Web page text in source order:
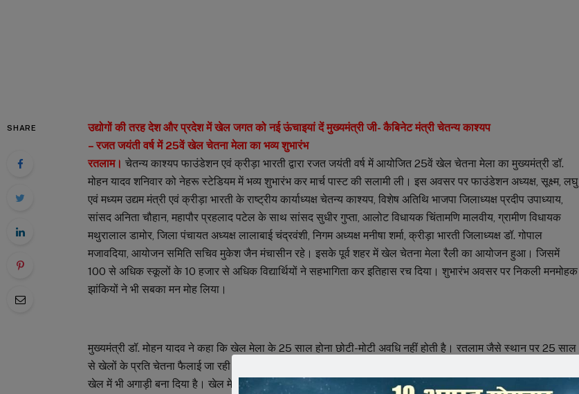
SHARE
उद्योगों की तरह देश और प्रदेश में खेल जगत को नई ऊंचाइयां दें मुख्यमंत्री जी- कैबिनेट मंत्री चेतन्य काश्यप
– रजत जयंती वर्ष में 25वें खेल चेतना मेला का भव्य शुभारंभ
रतलाम। चेतन्य काश्यप फाउंडेशन एवं क्रीड़ा भारती द्वारा रजत जयंती वर्ष में आयोजित 25वें खेल चेतना मेला का मुख्यमंत्री डॉ.
मोहन यादव शनिवार को नेहरू स्टेडियम में भव्य शुभारंभ कर मार्च पास्ट की सलामी ली। इस अवसर पर फाउंडेशन अध्यक्ष, सूक्ष्म, लघु
एवं मध्यम उद्यम मंत्री एवं क्रीड़ा भारती के राष्ट्रीय कार्याध्यक्ष चेतन्य काश्यप, विशेष अतिथि भाजपा जिलाध्यक्ष प्रदीप उपाध्याय,
सांसद अनिता चौहान, महापौर प्रहलाद पटेल के साथ सांसद सुधीर गुप्ता, आलोट विधायक चिंतामणि मालवीय, ग्रामीण विधायक
मथुरालाल डामोर, जिला पंचायत अध्यक्ष लालाबाई चंद्रवंशी, निगम अध्यक्ष मनीषा शर्मा, क्रीड़ा भारती जिलाध्यक्ष डॉ. गोपाल
मजावदिया, आयोजन समिति सचिव मुकेश जैन मंचासीन रहे। इसके पूर्व शहर में खेल चेतना मेला रैली का आयोजन हुआ। जिसमें
100 से अधिक स्कूलों के 10 हजार से अधिक विद्यार्थियों ने सहभागिता कर इतिहास रच दिया। शुभारंभ अवसर पर निकली मनमोहक
झांकियों ने भी सबका मन मोह लिया।
मुख्यमंत्री डॉ. मोहन यादव ने कहा कि खेल मेला के 25 साल होना छोटी-मोटी अवधि नहीं होती है। रतलाम जैसे स्थान पर 25 साल
से खेलों के प्रति चेतना फैलाई जा रही। वैसे रतलाम की धरती के सेव, सोना, साड़ी सबमें अगाड़ी है लेकिन काश्यप जी ने रतलाम को
खेल में भी अगाड़ी बना दिया है। खेल मेला की प्रणेता श्रीमती नीता काश्यप है। डॉ. यादव ने कहा कि चेतन्य जी जो भी काम करते